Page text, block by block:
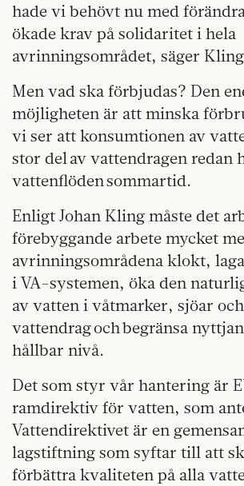
hade vi behövt nu med
ökade krav på solidaritet i hela
avrinningsområdet, säger
Men vad ska förbjudas? Den
möjligheten är att minska
vi ser att konsumtionen av
stor del av vattendragen redan
vattenflöden sommartid.
Enligt Johan Kling måste det
förebyggande arbete mycket
avrinningsområdena klokt,
i VA-systemen, öka den
av vatten i våtmarker, sjöar och
vattendrag och begränsa
hållbar nivå.
Det som styr vår hantering är
ramdirektiv för vatten, som
Vattendirektivet är en
lagstiftning som syftar till att
förbättra kvaliteten på alla